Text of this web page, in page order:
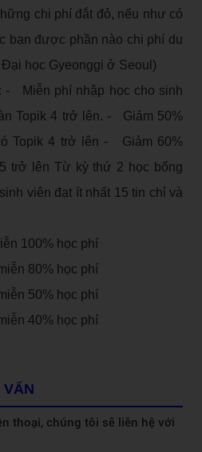
chi phí đắt đỏ, nếu như có
bạn được phần nào chi phí du
học Gyeonggi ở Seoul)
- Miễn phí nhập học cho sinh
Topik 4 trở lên. - Giảm 50%
Topik 4 trở lên - Giảm 60%
trở lên Từ kỳ thứ 2 học bổng
viên đạt ít nhất 15 tin chỉ và
100% học phí
80% học phí
50% học phí
40% học phí
thoại, chúng tôi sẽ liên hệ với